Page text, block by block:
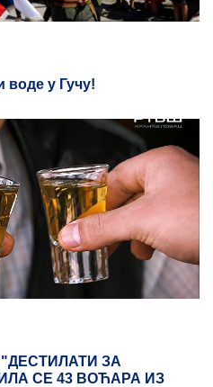
воде у Гучу!
ЗА
СЕ 43 ВОЋАРА ИЗ